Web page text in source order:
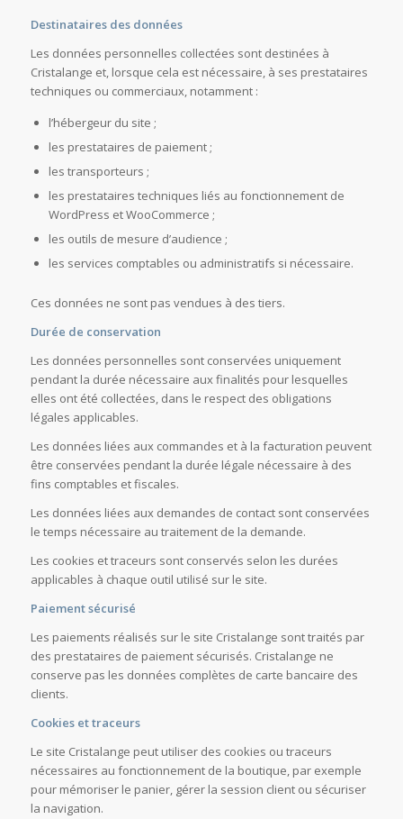
Destinataires des données
Les données personnelles collectées sont destinées à
Cristalange et, lorsque cela est nécessaire, à ses prestataires
techniques ou commerciaux, notamment :
l’hébergeur du site ;
les prestataires de paiement ;
les transporteurs ;
les prestataires techniques liés au fonctionnement de
WordPress et WooCommerce ;
les outils de mesure d’audience ;
les services comptables ou administratifs si nécessaire.
Ces données ne sont pas vendues à des tiers.
Durée de conservation
Les données personnelles sont conservées uniquement
pendant la durée nécessaire aux finalités pour lesquelles
elles ont été collectées, dans le respect des obligations
légales applicables.
Les données liées aux commandes et à la facturation peuvent
être conservées pendant la durée légale nécessaire à des
fins comptables et fiscales.
Les données liées aux demandes de contact sont conservées
le temps nécessaire au traitement de la demande.
Les cookies et traceurs sont conservés selon les durées
applicables à chaque outil utilisé sur le site.
Paiement sécurisé
Les paiements réalisés sur le site Cristalange sont traités par
des prestataires de paiement sécurisés. Cristalange ne
conserve pas les données complètes de carte bancaire des
clients.
Cookies et traceurs
Le site Cristalange peut utiliser des cookies ou traceurs
nécessaires au fonctionnement de la boutique, par exemple
pour mémoriser le panier, gérer la session client ou sécuriser
la navigation.